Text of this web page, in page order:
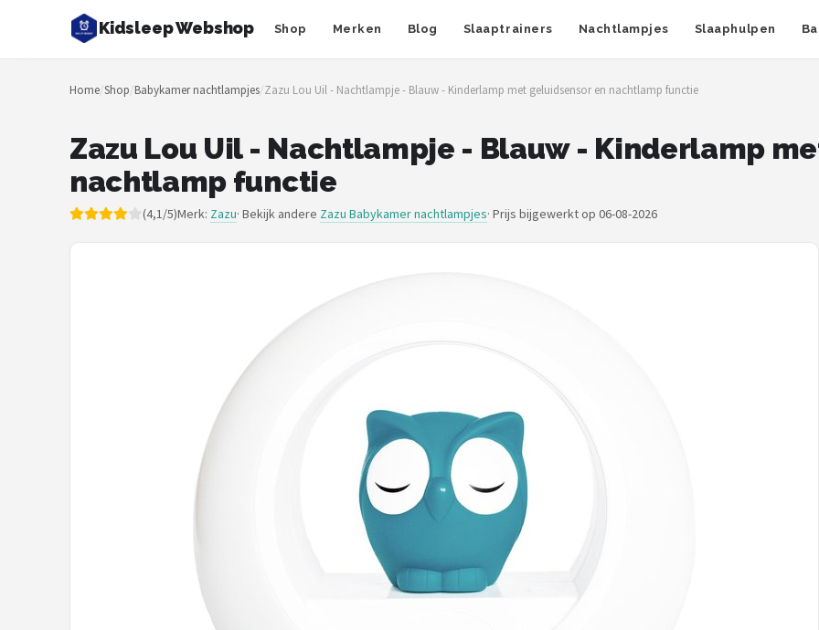
Kidsleep Webshop Shop Merken Blog Slaaptrainers Nachtlampjes Slaaphulpen
Zoeken
NAVIGATIE
Merken
Home/Shop/Babykamer nachtlampjes/Zazu Lou Uil - Nachtlampje - Blauw - Kinderlamp met geluidsensor en nachtlamp functie
Zazu Lou Uil - Nachtlampje - Blauw - Kinderlamp
nachtlamp functie
(4,1/5)Merk: Zazu· Bekijk andere Zazu Babykamer nachtlampjes· Prijs bijgewerkt op 06-08-2026